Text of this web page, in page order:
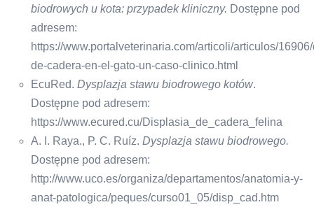
biodrowych u kota: przypadek kliniczny. Dostępne pod
adresem:
https://www.portalveterinaria.com/articoli/articulos/
de-cadera-en-el-gato-un-caso-clinico.html
EcuRed. Dysplazja stawu biodrowego kotów.
Dostępne pod adresem:
https://www.ecured.cu/Displasia_de_cadera_felina
A. I. Raya., P. C. Ruíz. Dysplazja stawu biodrowego.
Dostępne pod adresem:
http://www.uco.es/organiza/departamentos/anatomia-y-
anat-patologica/peques/curso01_05/disp_cad.htm